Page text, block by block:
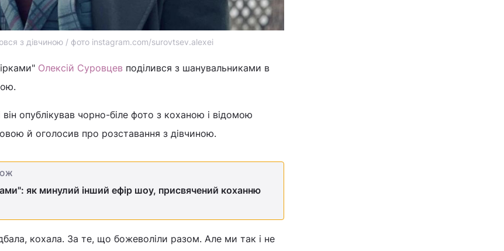
з дівчиною / фото instagram.com/surovtsev.alexei
Олексій Суровцев поділився з шанувальниками в
він опублікував чорно-біле фото з коханою і відомою
й оголосив про розставання з дівчиною.
як минулий інший ефір шоу, присвячений коханню
кохала. За те, що божеволіли разом. Але ми так і не